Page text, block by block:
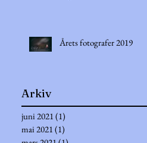
Årets fotografer 2019
Arkiv
juni 2021 (1)
mai 2021 (1)